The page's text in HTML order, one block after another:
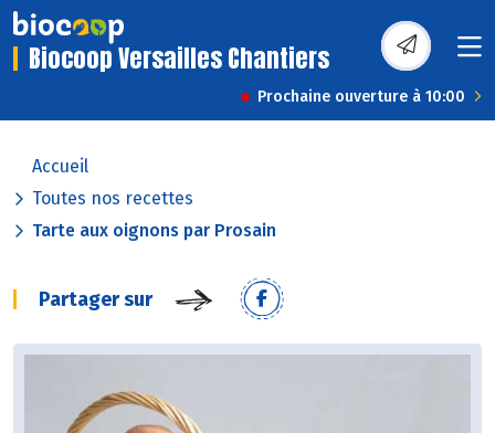
Biocoop Versailles Chantiers
Prochaine ouverture à 10:00
Accueil
Toutes nos recettes
Tarte aux oignons par Prosain
Partager sur